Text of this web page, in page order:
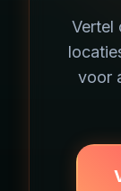
Vertel
voor